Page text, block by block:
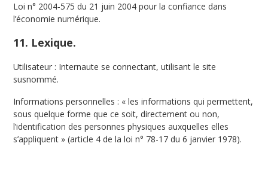
Loi n° 2004-575 du 21 juin 2004 pour la confiance dans
l’économie numérique.
11. Lexique.
Utilisateur : Internaute se connectant, utilisant le site
susnommé.
Informations personnelles : « les informations qui permettent,
sous quelque forme que ce soit, directement ou non,
l’identification des personnes physiques auxquelles elles
s’appliquent » (article 4 de la loi n° 78-17 du 6 janvier 1978).